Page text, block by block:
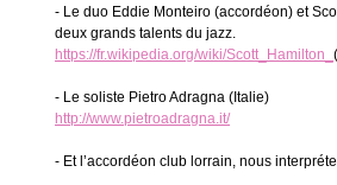
- Le duo Eddie Monteiro (accordéon) et
deux grands talents du jazz.
https://fr.wikipedia.org/wiki/Scott_Hamilton_
- Le soliste Pietro Adragna (Italie)
http://www.pietroadragna.it/
- Et l’accordéon club lorrain, nous